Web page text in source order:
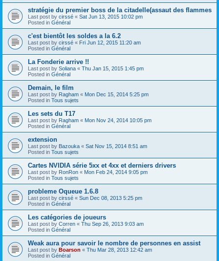
stratégie du premier boss de la citadelle(assaut des flammes
Last post by cirssé « Sat Jun 13, 2015 10:02 pm
Posted in Général
c'est bientôt les soldes a la 6.2
Last post by cirssé « Fri Jun 12, 2015 11:20 am
Posted in Général
La Fonderie arrive !!
Last post by Soliana « Thu Jan 15, 2015 1:45 pm
Posted in Général
Demain, le film
Last post by Ragham « Mon Dec 15, 2014 5:25 pm
Posted in Tous sujets
Les sets du T17
Last post by Ragham « Mon Nov 24, 2014 10:05 pm
Posted in Général
extension
Last post by Bazouka « Sat Nov 15, 2014 8:51 am
Posted in Tous sujets
Cartes NVIDIA série 5xx et 4xx et derniers drivers
Last post by RonRon « Mon Feb 24, 2014 9:05 pm
Posted in Tous sujets
probleme Oqueue 1.6.8
Last post by cirssé « Sun Dec 08, 2013 5:25 pm
Posted in Général
Les catégories de joueurs
Last post by Corren « Thu Sep 26, 2013 9:03 am
Posted in Général
Weak aura pour savoir le nombre de personnes en assist
Last post by Boarson « Thu Mar 28, 2013 12:42 am
Posted in Général